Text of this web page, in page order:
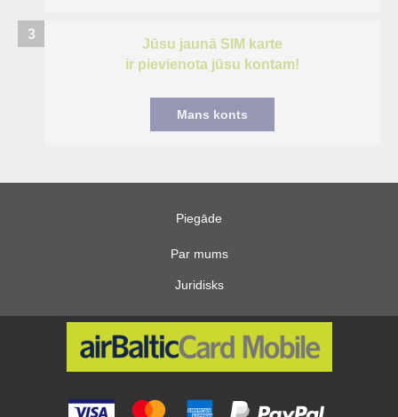
3
Jūsu jaunā SIM karte
ir pievienota jūsu kontam!
Mans konts
Piegāde
Par mums
Juridisks